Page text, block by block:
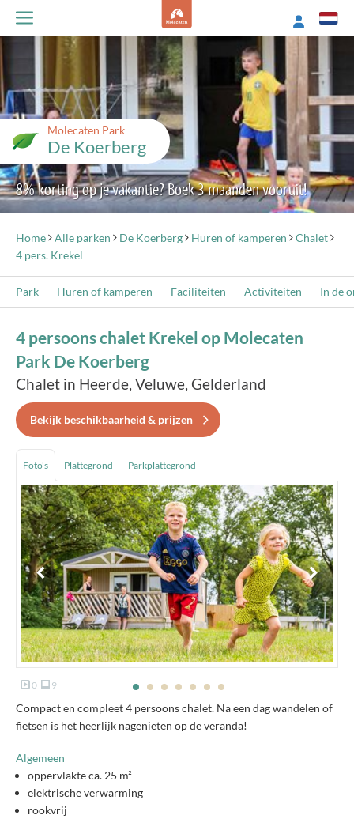
Molecaten Park
De Koerberg
8% korting op je vakantie? Boek 3 maanden vooruit!
Home Alle parken De Koerberg Huren of kamperen
Chalet
4 pers. Krekel
Park Huren of kamperen Faciliteiten Activiteiten In de
4 persoons chalet Krekel op Molecaten
Park De Koerberg
Chalet in Heerde, Veluwe, Gelderland
Bekijk beschikbaarheid & prijzen
Foto's Plattegrond Parkplattegrond
0 9
Compact en compleet 4 persoons chalet. Na een dag wandelen of
fietsen is het heerlijk nagenieten op de veranda!
Algemeen
oppervlakte ca. 25 m²
elektrische verwarming
rookvrij